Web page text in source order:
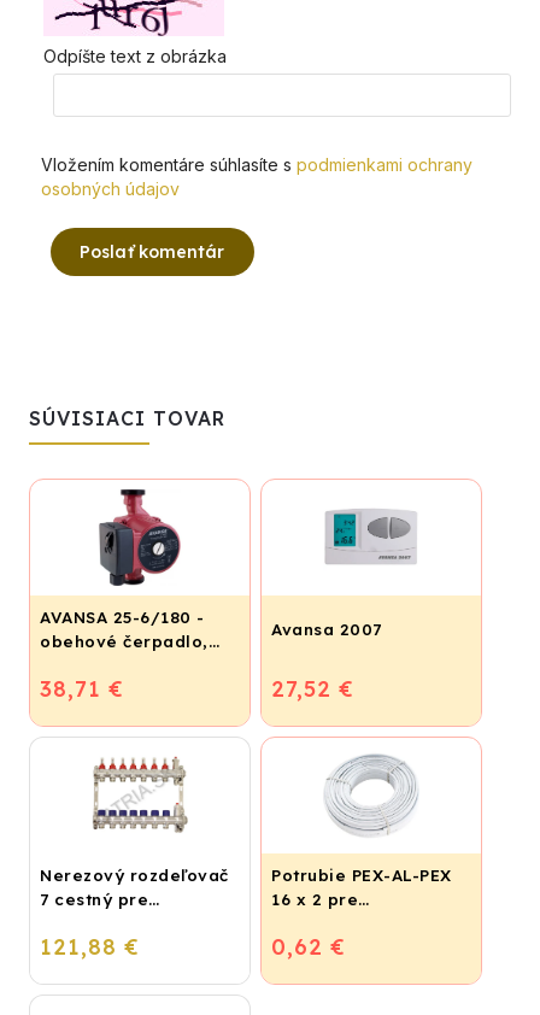
Odpíšte text z obrázka
Vložením komentáre súhlasíte s podmienkami ochrany
osobných údajov
Poslať komentár
SÚVISIACI TOVAR
AVANSA 25-6/180 -
obehové čerpadlo,
38,71 €
Avansa 2007
27,52 €
Nerezový rozdeľovač
7 cestný pre
vykurovanie
121,88 €
Potrubie PEX-AL-PEX
16 x 2 pre
podlahové kúrenie a
0,62 €